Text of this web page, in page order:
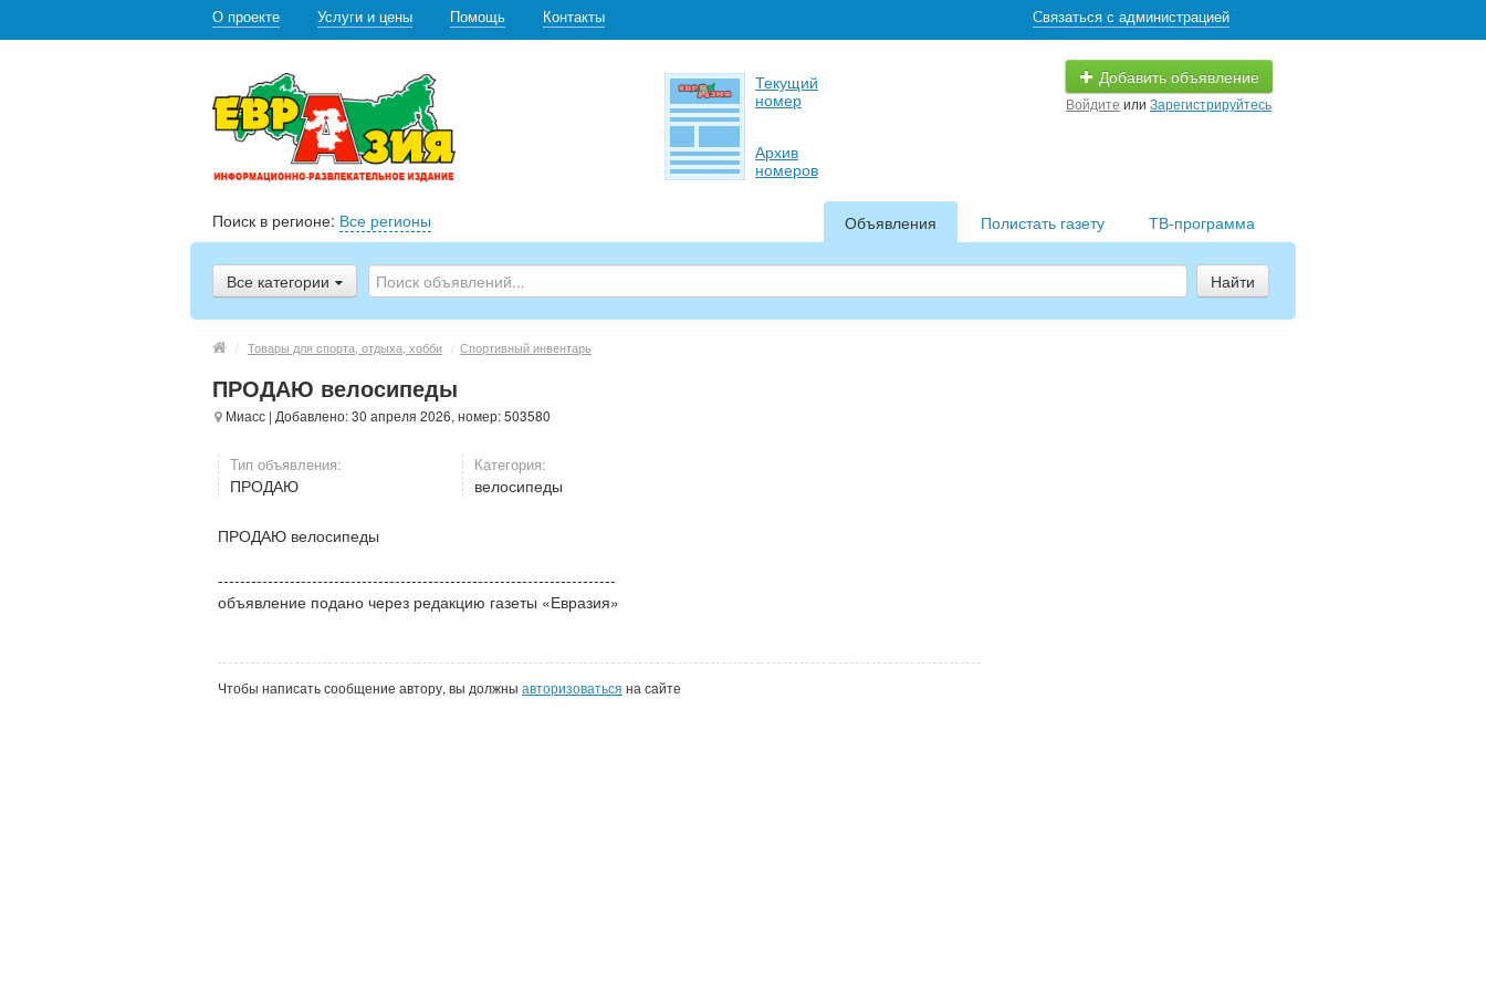
О проекте Услуги и цены Помощь Контакты Связаться с администрацией
Текущий
номер
Архив
номеров
Добавить объявление
Войдите или Зарегистрируйтесь
Поиск в регионе: Все регионы ТВ-программа
Полистать газету
Объявления
Все категории Найти
/ Товары для спорта, отдыха, хобби / Спортивный инвентарь
ПРОДАЮ велосипеды
Миасс | Добавлено: 30 апреля 2026, номер: 503580
Тип объявления:
ПРОДАЮ
Категория:
велосипеды
ПРОДАЮ велосипеды
------------------------------------------------------------------------
объявление подано через редакцию газеты «Евразия»
Чтобы написать сообщение автору, вы должны авторизоваться на сайте